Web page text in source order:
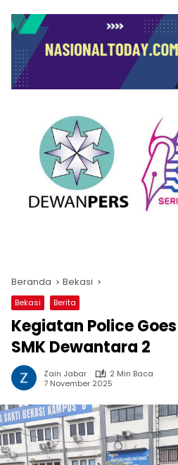
Beranda Bekasi
Bekasi Berita
Kegiatan Police
SMK Dewantara 2
Zain Jabar
2 Min Baca
7 November 2025